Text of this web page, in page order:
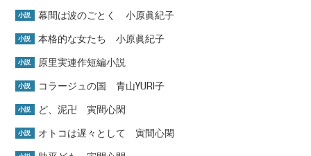
小説 幕間は波のごとく 小原眞紀子
小説 本格的な女たち 小原眞紀子
小説 原里実連作短編小説
小説 コラージュの国 青山YURI子
小説 ど、泥卍 寅間心閑
小説 オトコは遅々として 寅間心閑